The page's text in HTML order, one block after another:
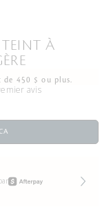
À
de 450 $ ou plus.
avis